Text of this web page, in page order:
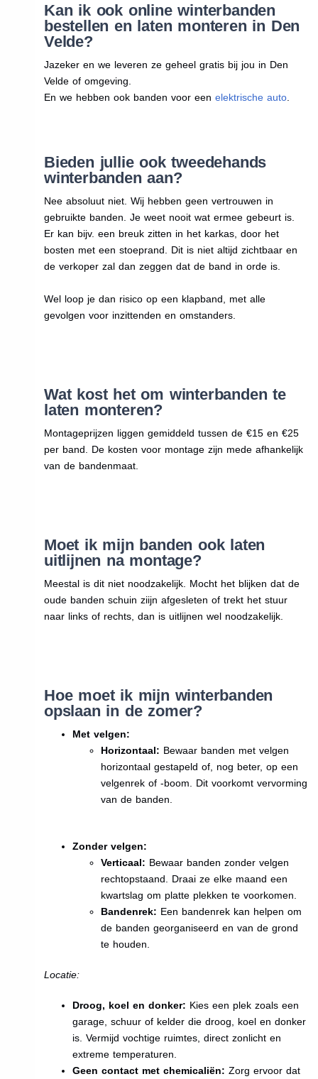
Kan ik ook online winterbanden
bestellen en laten monteren in Den
Velde?
Jazeker en we leveren ze geheel gratis bij jou in Den
Velde of omgeving.
En we hebben ook banden voor een elektrische auto.
Bieden jullie ook tweedehands
winterbanden aan?
Nee absoluut niet. Wij hebben geen vertrouwen in
gebruikte banden. Je weet nooit wat ermee gebeurt is.
Er kan bijv. een breuk zitten in het karkas, door het
bosten met een stoeprand. Dit is niet altijd zichtbaar en
de verkoper zal dan zeggen dat de band in orde is.
Wel loop je dan risico op een klapband, met alle
gevolgen voor inzittenden en omstanders.
Wat kost het om winterbanden te
laten monteren?
Montageprijzen liggen gemiddeld tussen de €15 en €25
per band. De kosten voor montage zijn mede afhankelijk
van de bandenmaat.
Moet ik mijn banden ook laten
uitlijnen na montage?
Meestal is dit niet noodzakelijk. Mocht het blijken dat de
oude banden schuin ziijn afgesleten of trekt het stuur
naar links of rechts, dan is uitlijnen wel noodzakelijk.
Hoe moet ik mijn winterbanden
opslaan in de zomer?
Met velgen:
Horizontaal: Bewaar banden met velgen
horizontaal gestapeld of, nog beter, op een
velgenrek of -boom. Dit voorkomt vervorming
van de banden.
Zonder velgen:
Verticaal: Bewaar banden zonder velgen
rechtopstaand. Draai ze elke maand een
kwartslag om platte plekken te voorkomen.
Bandenrek: Een bandenrek kan helpen om
de banden georganiseerd en van de grond
te houden.
Locatie:
Droog, koel en donker: Kies een plek zoals een
garage, schuur of kelder die droog, koel en donker
is. Vermijd vochtige ruimtes, direct zonlicht en
extreme temperaturen.
Geen contact met chemicaliën: Zorg ervoor dat